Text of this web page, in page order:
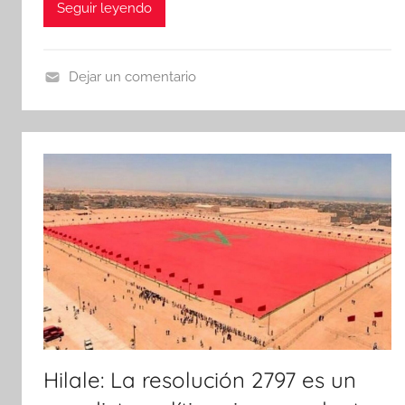
Seguir leyendo
c
i
a
s
Dejar un comentario
Hilale: La resolución 2797 es un